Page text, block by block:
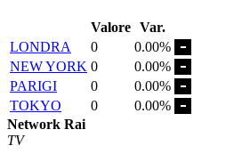
Valore Var.
LONDRA
0
0.00%
NEW YORK 0
0.00%
PARIGI
0
0.00%
TOKYO
0
0.00%
Network Rai
TV